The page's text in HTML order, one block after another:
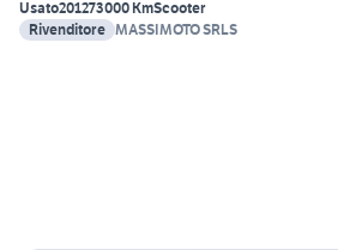
Usato201273000 KmScooter
Rivenditore MASSIMOTO SRLS